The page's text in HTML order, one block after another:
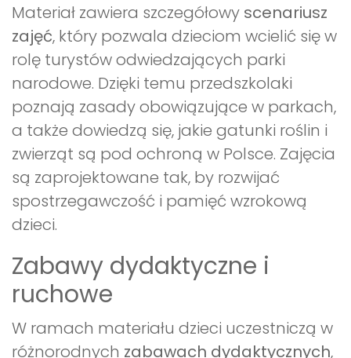
Materiał zawiera szczegółowy scenariusz
zajęć, który pozwala dzieciom wcielić się w
rolę turystów odwiedzających parki
narodowe. Dzięki temu przedszkolaki
poznają zasady obowiązujące w parkach,
a także dowiedzą się, jakie gatunki roślin i
zwierząt są pod ochroną w Polsce. Zajęcia
są zaprojektowane tak, by rozwijać
spostrzegawczość i pamięć wzrokową
dzieci.
Zabawy dydaktyczne i
ruchowe
W ramach materiału dzieci uczestniczą w
różnorodnych zabawach dydaktycznych,